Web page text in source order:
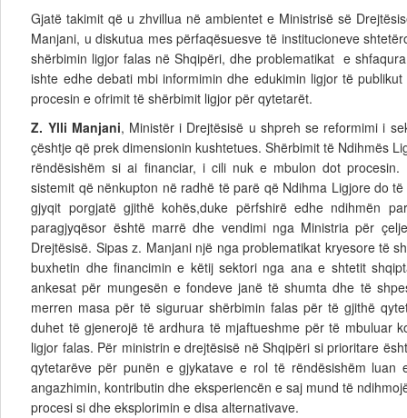
Gjatë takimit që u zhvillua në ambientet e Ministrisë së
Manjani, u diskutua mes përfaqësuesve të institucioneve
shërbimin ligjor falas në Shqipëri, dhe problematikat e
ishte edhe debati mbi informimin dhe edukimin ligjor të
procesin e ofrimit të shërbimit ligjor për qytetarët.
Z. Ylli Manjani, Ministër i Drejtësisë u shpreh se reformimi i
çështje që prek dimensionin kushtetues. Shërbimit të Ndihmës
rëndësishëm si ai financiar, i cili nuk e mbulon dot procesin.
sistemit që nënkupton në radhë të parë që Ndihma Ligjore do
gjyqit porgjatë gjithë kohës,duke përfshirë edhe ndihmën
paragjyqësor është marrë dhe vendimi nga Ministria për
Drejtësisë. Sipas z. Manjani një nga problematikat kryesore të
buxhetin dhe financimin e këtij sektori nga ana e shtetit
ankesat për mungesën e fondeve janë të shumta dhe të
merren masa për të siguruar shërbimin falas për të gjithë
duhet të gjenerojë të ardhura të mjaftueshme për të mbuluar
ligjor falas. Për ministrin e drejtësisë në Shqipëri si prioritare
qytetarëve për punën e gjykatave e rol të rëndësishëm luan
angazhimin, kontributin dhe eksperiencën e saj mund të
procesi si dhe eksplorimin e disa alternativave.